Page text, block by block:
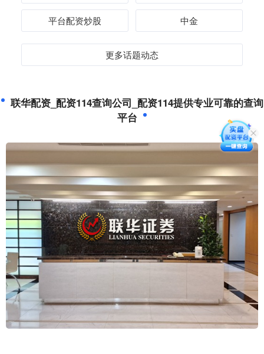
平台配资炒股 中金
更多话题动态
联华配资_配资114查询公司_配资114提供专业可靠的查询
平台